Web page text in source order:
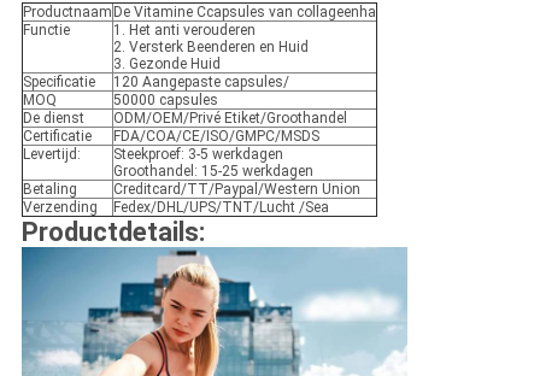
Productnaam De Vitamine Ccapsules van collageenha
Functie
1. Het anti verouderen
2. Versterk Beenderen en Huid
3. Gezonde Huid
Specificatie
120 Aangepaste capsules/
MOQ
50000 capsules
De dienst
ODM/OEM/Privé Etiket/Groothandel
Certificatie
FDA/COA/CE/ISO/GMPC/MSDS
Levertijd:
Steekproef: 3-5 werkdagen
Groothandel: 15-25 werkdagen
Betaling
Creditcard/TT/Paypal/Western Union
Verzending
Fedex/DHL/UPS/TNT/Lucht /Sea
Productdetails: